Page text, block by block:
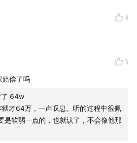
4
3
赔偿了吗
了 64w
狱才64万，一声叹息。听的过程中很佩
是软弱一点的，也就认了，不会像他那